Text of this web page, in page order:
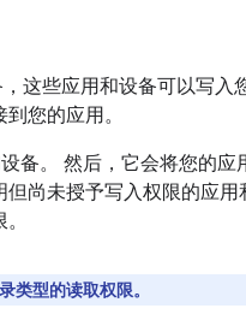
这些应用和设备可以写入
您的应用。
备。 然后，它会将您的
尚未授予写入权限的应
类型的读取权限。